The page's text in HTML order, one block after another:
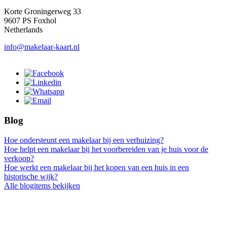
Korte Groningerweg 33
9607 PS Foxhol
Netherlands
info@makelaar-kaart.nl
Blog
Hoe ondersteunt een makelaar bij een verhuizing?
Hoe helpt een makelaar bij het voorbereiden van je huis voor de
verkoop?
Hoe werkt een makelaar bij het kopen van een huis in een
historische wijk?
Alle blogitems bekijken